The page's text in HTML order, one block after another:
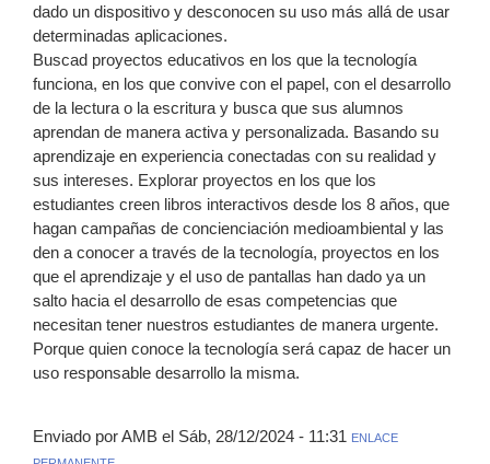
dado un dispositivo y desconocen su uso más allá de usar
determinadas aplicaciones.
Buscad proyectos educativos en los que la tecnología
funciona, en los que convive con el papel, con el desarrollo
de la lectura o la escritura y busca que sus alumnos
aprendan de manera activa y personalizada. Basando su
aprendizaje en experiencia conectadas con su realidad y
sus intereses. Explorar proyectos en los que los
estudiantes creen libros interactivos desde los 8 años, que
hagan campañas de concienciación medioambiental y las
den a conocer a través de la tecnología, proyectos en los
que el aprendizaje y el uso de pantallas han dado ya un
salto hacia el desarrollo de esas competencias que
necesitan tener nuestros estudiantes de manera urgente.
Porque quien conoce la tecnología será capaz de hacer un
uso responsable desarrollo la misma.
Enviado por AMB el Sáb, 28/12/2024 - 11:31 ENLACE